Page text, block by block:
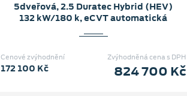
5dveřová, 2.5 Duratec Hybrid (HEV)
132 kW/180 k, eCVT automatická
Zvýhodněná cena s DPH
824 700 Kč
Cenové zvýhodnění
172 100 Kč